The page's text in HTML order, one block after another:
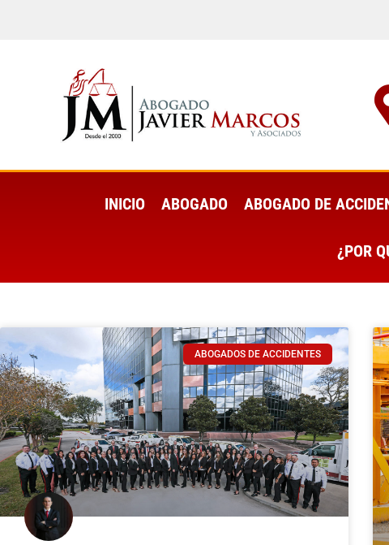
INICIO ABOGADO ABOGADO DE
¿POR
ABOGADOS DE ACCIDENTES